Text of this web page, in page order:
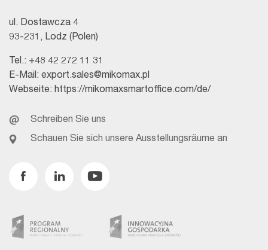
ul. Dostawcza 4
93-231, Lodz (Polen)
Tel.: +48 42 272 11 31
E-Mail: export.sales@mikomax.pl
Webseite: https://mikomaxsmartoffice.com/de/
Schreiben Sie uns
Schauen Sie sich unsere Ausstellungsräume an
FacebookLinkedinYoutube